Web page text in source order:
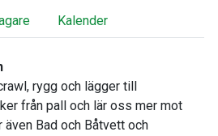
Kalender
rygg och lägger till
från pall och lär oss mer mot
även Bad och Båtvett och